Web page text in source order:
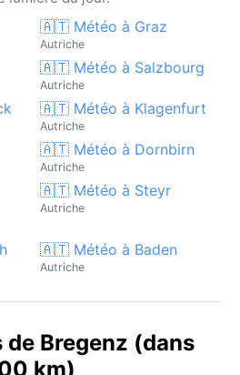
🇦🇹 Météo à Graz
Autriche
🇦🇹 Météo à Salzbourg
Autriche
🇦🇹 Météo à Klagenfurt
Autriche
🇦🇹 Météo à Dornbirn
Autriche
🇦🇹 Météo à Steyr
Autriche
🇦🇹 Météo à Baden
Autriche
Bregenz (dans
km)